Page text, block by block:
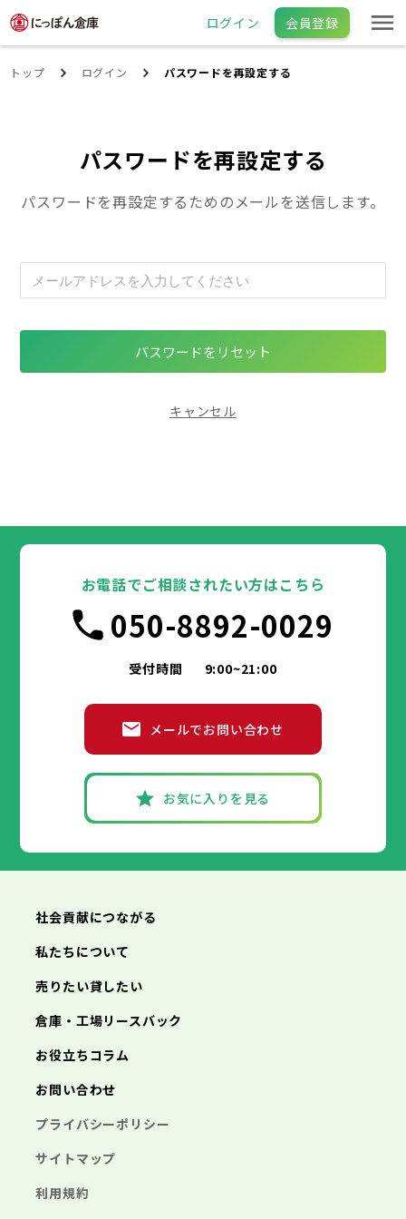
ログイン 会員登録
トップ ログイン パスワードを再設定する
パスワードを再設定する
パスワードを再設定するためのメールを送信します。
キャンセル
お電話でご相談されたい方はこちら
050-8892-0029
受付時間 9:00~21:00
メールでお問い合わせ
お気に入りを見る
社会貢献につながる
私たちについて
売りたい貸したい
倉庫・工場リースバック
お役立ちコラム
お問い合わせ
プライバシーポリシー
サイトマップ
利用規約